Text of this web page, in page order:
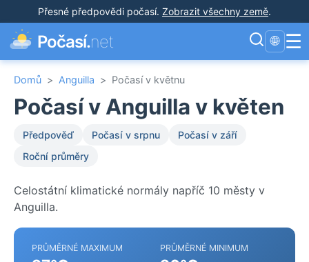
Přesné předpovědi počasí. Zobrazit všechny země.
Počasí.net 🌐 ☰
Domů > Anguilla > Počasí v květnu
Počasí v Anguilla v květen
Předpověď Počasí v srpnu
Počasí v září
Roční průměry
Celostátní klimatické normály napříč 10 městy v
Anguilla.
PRŮMĚRNÉ MAXIMUM PRŮMĚRNÉ MINIMUM